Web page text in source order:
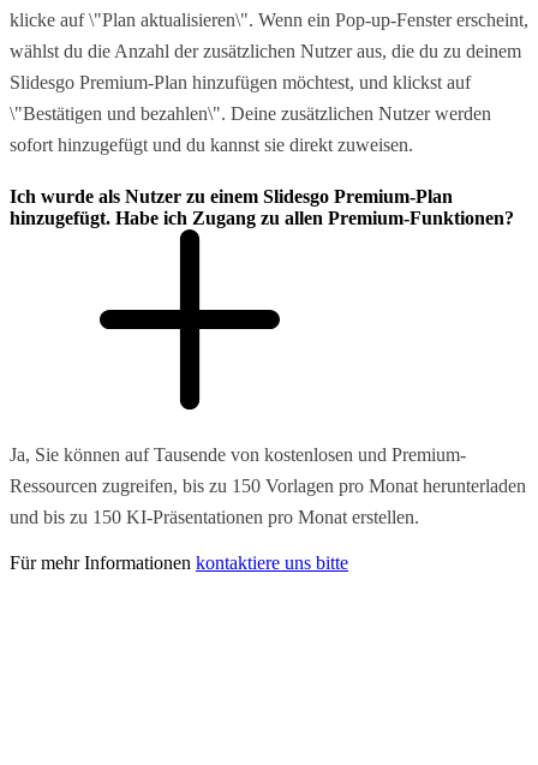
klicke auf \"Plan aktualisieren\". Wenn ein Pop-up-Fenster erscheint,
wählst du die Anzahl der zusätzlichen Nutzer aus, die du zu deinem
Slidesgo Premium-Plan hinzufügen möchtest, und klickst auf
\"Bestätigen und bezahlen\". Deine zusätzlichen Nutzer werden
sofort hinzugefügt und du kannst sie direkt zuweisen.
Ich wurde als Nutzer zu einem Slidesgo Premium-Plan
hinzugefügt. Habe ich Zugang zu allen Premium-Funktionen?
Ja, Sie können auf Tausende von kostenlosen und Premium-
Ressourcen zugreifen, bis zu 150 Vorlagen pro Monat herunterladen
und bis zu 150 KI-Präsentationen pro Monat erstellen.
Für mehr Informationen kontaktiere uns bitte